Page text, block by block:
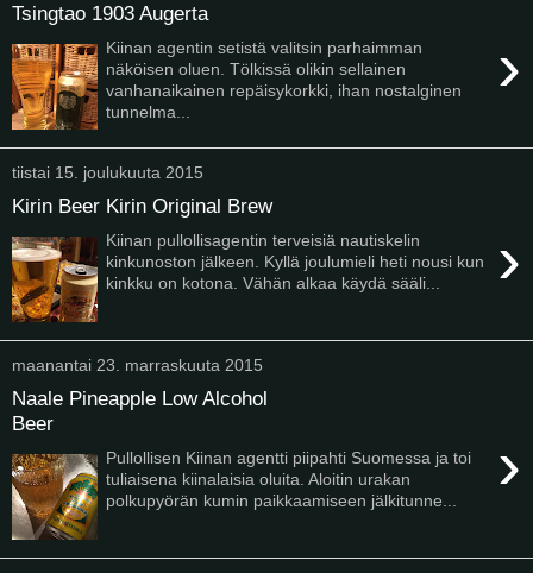
Tsingtao 1903 Augerta
›
Kiinan agentin setistä valitsin parhaimman
näköisen oluen. Tölkissä olikin sellainen
vanhanaikainen repäisykorkki, ihan nostalginen
tunnelma...
tiistai 15. joulukuuta 2015
Kirin Beer Kirin Original Brew
›
Kiinan pullollisagentin terveisiä nautiskelin
kinkunoston jälkeen. Kyllä joulumieli heti nousi kun
kinkku on kotona. Vähän alkaa käydä sääli...
maanantai 23. marraskuuta 2015
Naale Pineapple Low Alcohol
Beer
›
Pullollisen Kiinan agentti piipahti Suomessa ja toi
tuliaisena kiinalaisia oluita. Aloitin urakan
polkupyörän kumin paikkaamiseen jälkitunne...